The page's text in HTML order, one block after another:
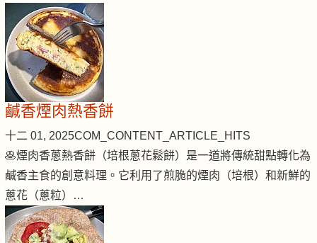
鹹香煙肉熱香餅
十二 01, 2025COM_CONTENT_ARTICLE_HITS
🥞煙肉香蔥熱香餅（培根蔥花鬆餅）是一道將傳統甜點轉化為
鹹香主食的創意料理。它利用了煎脆的煙肉（培根）和新鮮的
蔥花（蔥粒）…